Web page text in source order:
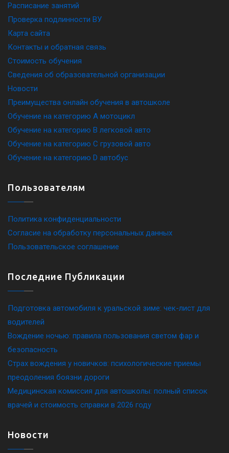
Расписание занятий
Проверка подлинности ВУ
Карта сайта
Контакты и обратная связь
Стоимость обучения
Сведения об образовательной организации
Новости
Преимущества онлайн обучения в автошколе
Обучение на категорию A мотоцикл
Обучение на категорию B легковой авто
Обучение на категорию C грузовой авто
Обучение на категорию D автобус
Пользователям
Политика конфиденциальности
Согласие на обработку персональных данных
Пользовательское соглашение
Последние Публикации
Подготовка автомобиля к уральской зиме: чек-лист для
водителей
Вождение ночью: правила пользования светом фар и
безопасность
Страх вождения у новичков: психологические приемы
преодоления боязни дороги
Медицинская комиссия для автошколы: полный список
врачей и стоимость справки в 2026 году
Новости